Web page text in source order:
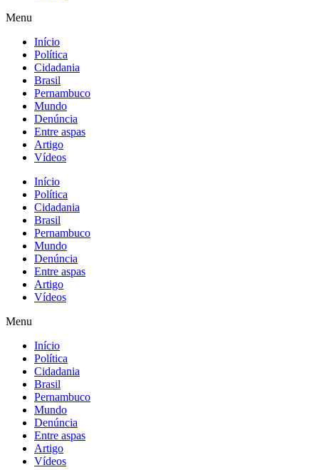
Menu
Início
Política
Cidadania
Brasil
Pernambuco
Mundo
Denúncia
Entre aspas
Artigo
Vídeos
Início
Política
Cidadania
Brasil
Pernambuco
Mundo
Denúncia
Entre aspas
Artigo
Vídeos
Menu
Início
Política
Cidadania
Brasil
Pernambuco
Mundo
Denúncia
Entre aspas
Artigo
Vídeos